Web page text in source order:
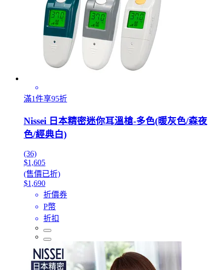
滿1件享95折
Nissei 日本精密迷你耳溫槍-多色(暖灰色/森夜
色/經典白)
(36)
$1,605
(售價已折)
$1,690
折價券
P幣
折扣